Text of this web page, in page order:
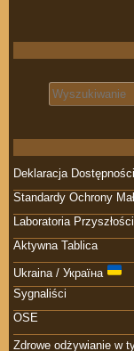
Search for:
Deklaracja Dostępności
Standardy Ochrony
Laboratoria
Aktywna Tablica
Ukraina / Україна
Sygnaliści
OSE
Zdrowe odżywianie w